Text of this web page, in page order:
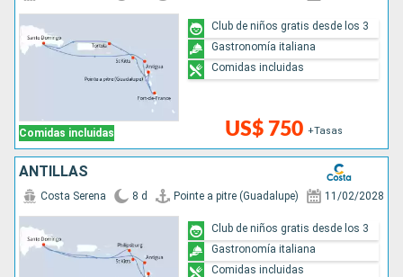
Comidas incluidas US$ 750 +Tasas
Club de niños gratis desde los 3
Gastronomía italiana
Comidas incluidas
ANTILLAS
Costa Serena 8 d Pointe a pitre (Guadalupe) 11/02/2028
Club de niños gratis desde los 3
Gastronomía italiana
Comidas incluidas